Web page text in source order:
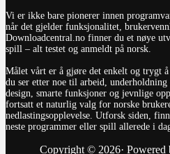
Vi er ikke bare pionerer innen
når det gjelder funksjonalitet,
Downloadcentral.no finner du et nøye
spill – alt testet og anmeldt på norsk.
Målet vårt er å gjøre det enkelt og trygt
du ser etter noe til arbeid,
design, smarte funksjoner og jevnlige
fortsatt et naturlig valg for norske
nedlastingsopplevelse. Utforsk siden,
neste programmer eller spill allerede i
Copyright © 2026· Powered